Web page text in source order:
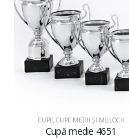
CUPE,CUPE MEDII ŞI MIJLOCII
Cupă medie 4651